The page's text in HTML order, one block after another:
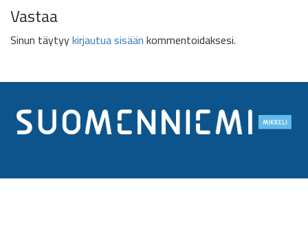
Vastaa
Sinun täytyykirjautua sisäänkommentoidaksesi.